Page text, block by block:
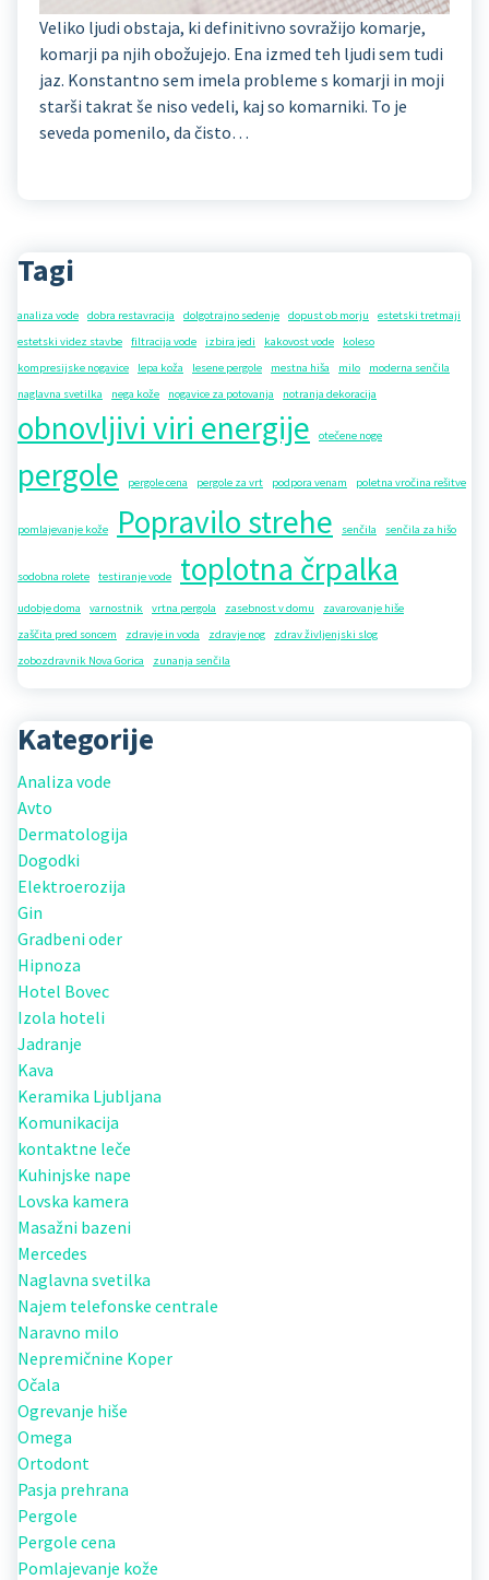
Veliko ljudi obstaja, ki definitivno sovražijo komarje,
komarji pa njih obožujejo. Ena izmed teh ljudi sem tudi
jaz. Konstantno sem imela probleme s komarji in moji
starši takrat še niso vedeli, kaj so komarniki. To je
seveda pomenilo, da čisto…
Tagi
analiza vode dobra restavracija dolgotrajno sedenje dopust ob morju
estetski tretmaji
estetski videz stavbe
filtracija vode izbira jedi kakovost vode
koleso
kompresijske nogavice
lepa koža lesene pergole mestna hiša milo
moderna senčila
naglavna svetilka
nega kože nogavice za potovanja notranja dekoracija
obnovljivi viri energije otečene noge
pergole pergole cena pergole za vrt podpora venam poletna vročina rešitve
pomlajevanje kože Popravilo strehe senčila senčila za hišo
sodobna rolete testiranje vode toplotna črpalka
udobje doma varnostnik vrtna pergola zasebnost v domu
zavarovanje hiše
zaščita pred soncem
zdravje in voda zdravje nog
zdrav življenjski slog
zobozdravnik Nova Gorica
zunanja senčila
Kategorije
Analiza vode
Avto
Dermatologija
Dogodki
Elektroerozija
Gin
Gradbeni oder
Hipnoza
Hotel Bovec
Izola hoteli
Jadranje
Kava
Keramika Ljubljana
Komunikacija
kontaktne leče
Kuhinjske nape
Lovska kamera
Masažni bazeni
Mercedes
Naglavna svetilka
Najem telefonske centrale
Naravno milo
Nepremičnine Koper
Očala
Ogrevanje hiše
Omega
Ortodont
Pasja prehrana
Pergole
Pergole cena
Pomlajevanje kože